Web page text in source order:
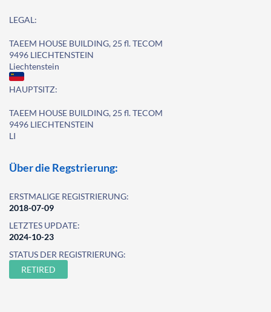
LEGAL:
TAEEM HOUSE BUILDING, 25 fl. TECOM
9496 LIECHTENSTEIN
Liechtenstein
HAUPTSITZ:
TAEEM HOUSE BUILDING, 25 fl. TECOM
9496 LIECHTENSTEIN
LI
Über die Regstrierung:
ERSTMALIGE REGISTRIERUNG:
2018-07-09
LETZTES UPDATE:
2024-10-23
STATUS DER REGISTRIERUNG:
RETIRED